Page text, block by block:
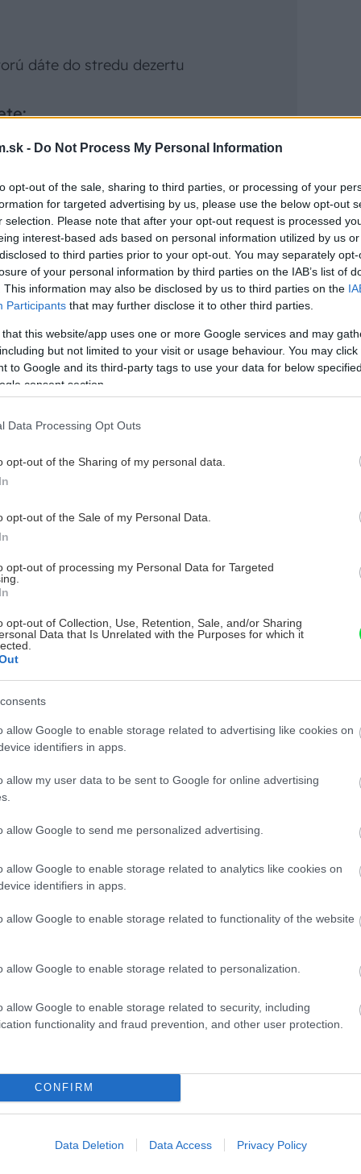
- Do Not Process My Personal Information
opt-out of the sale, sharing to third parties, or processing of your
for targeted advertising by us, please use the below opt-out
selection. Please note that after your opt-out request is processed
interest-based ads based on personal information utilized by us
to third parties prior to your opt-out. You may separately
of your personal information by third parties on the IAB’s list of
This information may also be disclosed by us to third parties on the
Participants that may further disclose it to other third parties.
that this website/app uses one or more Google services and may
but not limited to your visit or usage behaviour. You may
to Google and its third-party tags to use your data for below
consent section.
Data Processing Opt Outs
opt-out of the Sharing of my personal data.
opt-out of the Sale of my Personal Data.
opt-out of processing my Personal Data for Targeted
opt-out of Collection, Use, Retention, Sale, and/or Sharing
Data that Is Unrelated with the Purposes for which it
allow Google to enable storage related to advertising like cookies on
identifiers in apps.
allow my user data to be sent to Google for online advertising
allow Google to send me personalized advertising.
allow Google to enable storage related to analytics like cookies on
identifiers in apps.
allow Google to enable storage related to functionality of the website
allow Google to enable storage related to personalization.
allow Google to enable storage related to security, including
functionality and fraud prevention, and other user protection.
CONFIRM
Data Deletion Data Access Privacy Policy
dáte do stredu dezertu
koláča:
štyri ohňovzdorné misky (alebo
práškom. Rozmiešajte čokoládu a
10 minút vychladnúť. Vymiešajte
Pridajte vanilkový extrakt a
cesta. Misky či formičky naplňte do
každej vložte kocku čokolády a zalejte
nádoby. Pečte 15 až 20 minút, alebo
zákusok s pudingom
pudingový zákusok s jahodami
premiešate s vanilkovou zmrzlinou a
zmes neusadí.
si sám na rok za 20 € a my vám dáme